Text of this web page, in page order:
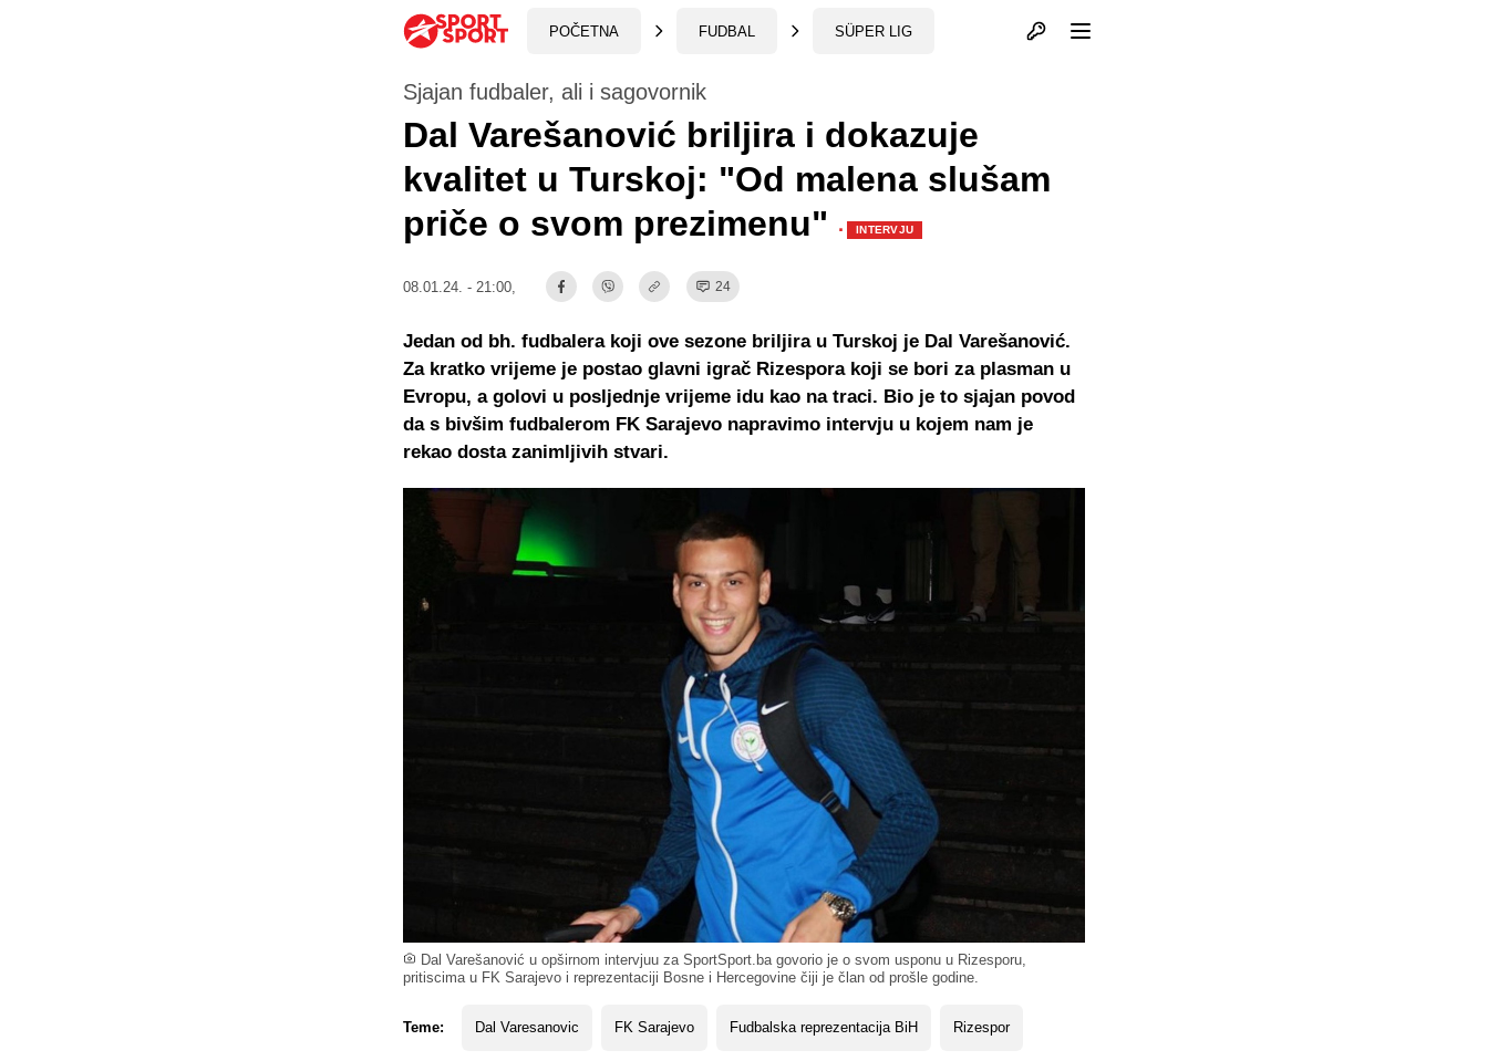
POČETNA FUDBAL SÜPER LIG Otvori profil
Dal Varešanović u opširnom intervjuu za SportSport.ba govorio je o svom usponu u Rizesporu,
pritiscima u FK Sarajevo i reprezentaciji Bosne i Hercegovine čiji je član od prošle godine.
Sjajan fudbaler, ali i sagovornik
Dal Varešanović briljira i dokazuje
kvalitet u Turskoj: "Od malena slušam
priče o svom prezimenu" · INTERVJU
08.01.24. - 21:00, 24
Teme: Dal Varesanovic FK Sarajevo Fudbalska reprezentacija BiH Rizespor
Jedan od bh. fudbalera koji ove sezone briljira u Turskoj je Dal Varešanović.
Za kratko vrijeme je postao glavni igrač Rizespora koji se bori za plasman u
Evropu, a golovi u posljednje vrijeme idu kao na traci. Bio je to sjajan povod
da s bivšim fudbalerom FK Sarajevo napravimo intervju u kojem nam je
rekao dosta zanimljivih stvari.